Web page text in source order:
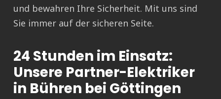
und bewahren Ihre Sicherheit. Mit uns sind
Sie immer auf der sicheren Seite.
24 Stunden im Einsatz:
Unsere Partner-Elektriker
in Bühren bei Göttingen